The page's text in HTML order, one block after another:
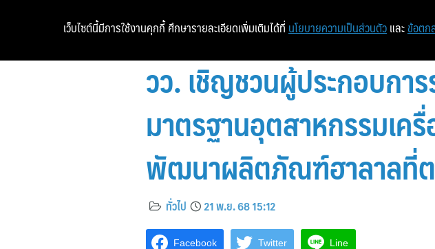
หน้าแรก
วว. เชิญชวนผู้ประกอบกา
มาตรฐานอุตสาหกรรมเค
พัฒนาผลิตภัณฑ์ฮาลาลที่ต
ทั่วไป 21 พ.ย. 68 15:12
Facebook Twitter Line
เว็บไซต์นี้มีการใช้งานคุกกี้ ศึกษารายละเอียดเพิ่มเติมได้ที่ นโยบายความเป็นส่วนตัว และ ข้อตก